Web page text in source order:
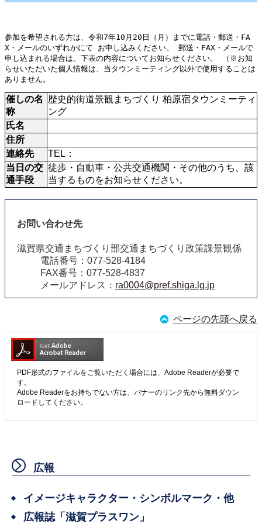
参加を希望される方は、令和7年10月20日（月）までに電話・郵送・FA
X・メールのいずれかにて お申し込みください。 郵送・FAX・メールで
申し込まれる場合は、下表の内容についてお知らせください。 （※お知
らせいただいた個人情報は、当タウンミーティング以外で使用することは
ありません。
催しの名
称
歴史的街道景観まちづくり 柏原宿タウンミーティ
ング
氏名
住所
連絡先
TEL：
当日の交
通手段
徒歩・自動車・公共交通機関・その他のうち、該
当するものをお知らせください。
お問い合わせ先
滋賀県交通まちづくり部交通まちづくり政策課景観係
電話番号：077-528-4184
FAX番号：077-528-4837
メールアドレス： ra0004@pref.shiga.lg.jp
ページの先頭へ戻る
PDF形式のファイルをご覧いただく場合には、Adobe Readerが必要で
す。
Adobe Readerをお持ちでない方は、バナーのリンク先から無料ダウン
ロードしてください。
広報
イメージキャラクター・シンボルマーク・他
広報誌「滋賀プラスワン」